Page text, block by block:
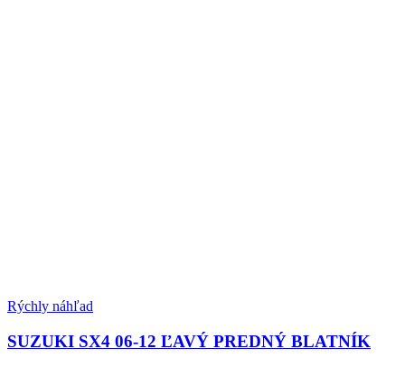
Rýchly náhľad
SUZUKI SX4 06-12 ĽAVÝ PREDNÝ BLATNÍK